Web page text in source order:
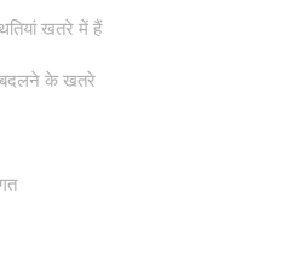
खतरे में हैं
बदलने के खतरे